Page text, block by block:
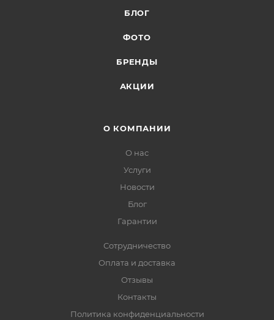
БЛОГ
ФОТО
БРЕНДЫ
АКЦИИ
О КОМПАНИИ
О нас
Услуги
Новости
Блог
Гарантии
Сотрудничество
Оплата и доставка
Отзывы
Контакты
Политика конфиденциальности